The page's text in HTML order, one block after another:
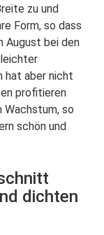
zu und
Form, so dass
August bei den
hat aber nicht
profitieren
Wachstum, so
schön und
dichten